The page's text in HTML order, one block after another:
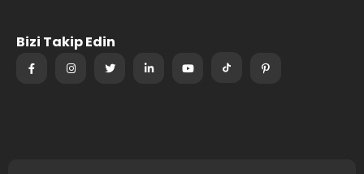
Bizi Takip Edin